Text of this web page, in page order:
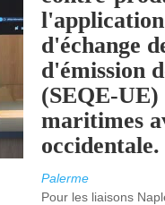
d'échange
d'émission
(SEQE-UE)
maritimes
occidentale.
Palerme
Pour les liaisons